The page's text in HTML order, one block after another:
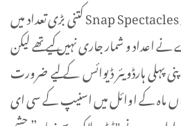
گو کہ اب تک یہ معلوم نہیں کہ Snap Spectacles کتنی بڑی تعداد میں
اعداد و شمار جاری نہیں کیے تھے لیکن
پہلی ہارڈویئر ڈیوائس کے لیے ضرورت
ماہ کے اوائل میں اسنیپ کے سی ای